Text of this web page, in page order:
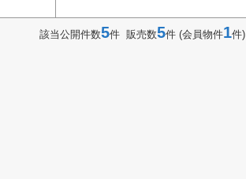
該当公開件数5件 販売数5件 (会員物件1件)